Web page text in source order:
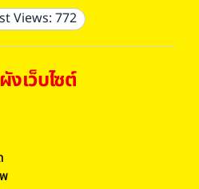
Views: 772
เว็บไซต์